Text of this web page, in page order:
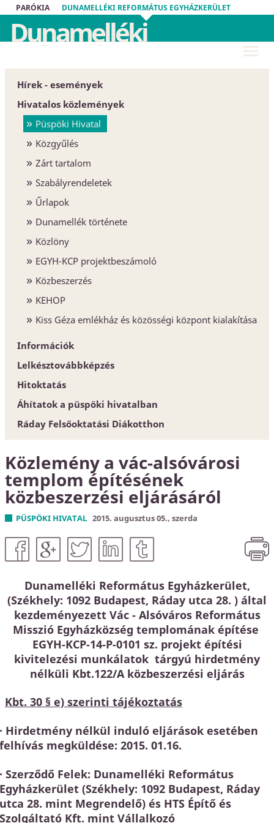
PARÓKIA DUNAMELLÉKI REFORMÁTUS EGYHÁZKERÜLET
Dunamelléki
Református
Egyházkerület
Hírek - események
Hivatalos közlemények
Püspöki Hivatal
Közgyűlés
Zárt tartalom
Szabályrendeletek
Űrlapok
Dunamellék története
Közlöny
EGYH-KCP projektbeszámoló
Közbeszerzés
KEHOP
Kiss Géza emlékház és közösségi központ kialakítása
Információk
Egyházközségek
Esperesi Hivatalok
Püspöki Hivatal
Elnökség és szervezet
Konferencia-központ
Címtár
Lelkésztovábbképzés
Hitoktatás
Hitoktatót keresünk
Hitoktató állást keres
Áhítatok a püspöki hivatalban
Ráday Felsőoktatási Diákotthon
Közlemény a vác-alsóvárosi
templom építésének
közbeszerzési eljárásáról
PÜSPÖKI HIVATAL 2015. augusztus 05., szerda
Dunamelléki Református Egyházkerület,
(Székhely: 1092 Budapest, Ráday utca 28. ) által
kezdeményezett Vác - Alsóváros Református
Misszió Egyházközség templomának építése
EGYH-KCP-14-P-0101 sz. projekt építési
kivitelezési munkálatok tárgyú hirdetmény
nélküli Kbt.122/A közbeszerzési eljárás
Kbt. 30 § e) szerinti tájékoztatás
Hirdetmény nélkül induló eljárások esetében
megküldése: 2015. 01.16.
Szerződő Felek: Dunamelléki Református
(Székhely: 1092 Budapest, Ráday
28. mint Megrendelő) és HTS Építő és
Kft. mint Vállalkozó